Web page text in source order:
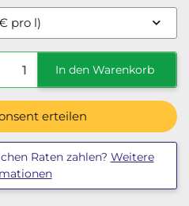
pro l)
In den Warenkorb
erteilen
Raten zahlen? Weitere